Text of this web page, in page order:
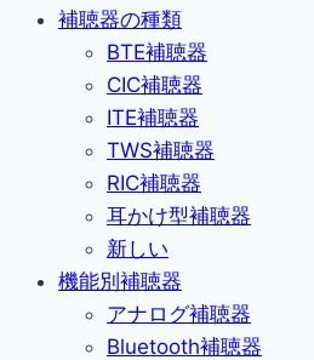
補聴器の種類
BTE補聴器
CIC補聴器
ITE補聴器
TWS補聴器
RIC補聴器
耳かけ型補聴器
新しい
機能別補聴器
アナログ補聴器
Bluetooth補聴器